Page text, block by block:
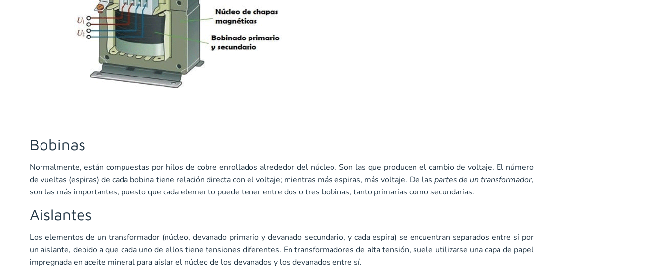
Bobinas
Normalmente, están compuestas por hilos de cobre enrollados alrededor del núcleo. Son las que producen el cambio de voltaje. El número
de vueltas (espiras) de cada bobina tiene relación directa con el voltaje; mientras más espiras, más voltaje. De las partes de un transformador,
son las más importantes, puesto que cada elemento puede tener entre dos o tres bobinas, tanto primarias como secundarias.
Aislantes
Los elementos de un transformador (núcleo, devanado primario y devanado secundario, y cada espira) se encuentran separados entre sí por
un aislante, debido a que cada uno de ellos tiene tensiones diferentes. En transformadores de alta tensión, suele utilizarse una capa de papel
impregnada en aceite mineral para aislar el núcleo de los devanados y los devanados entre sí.